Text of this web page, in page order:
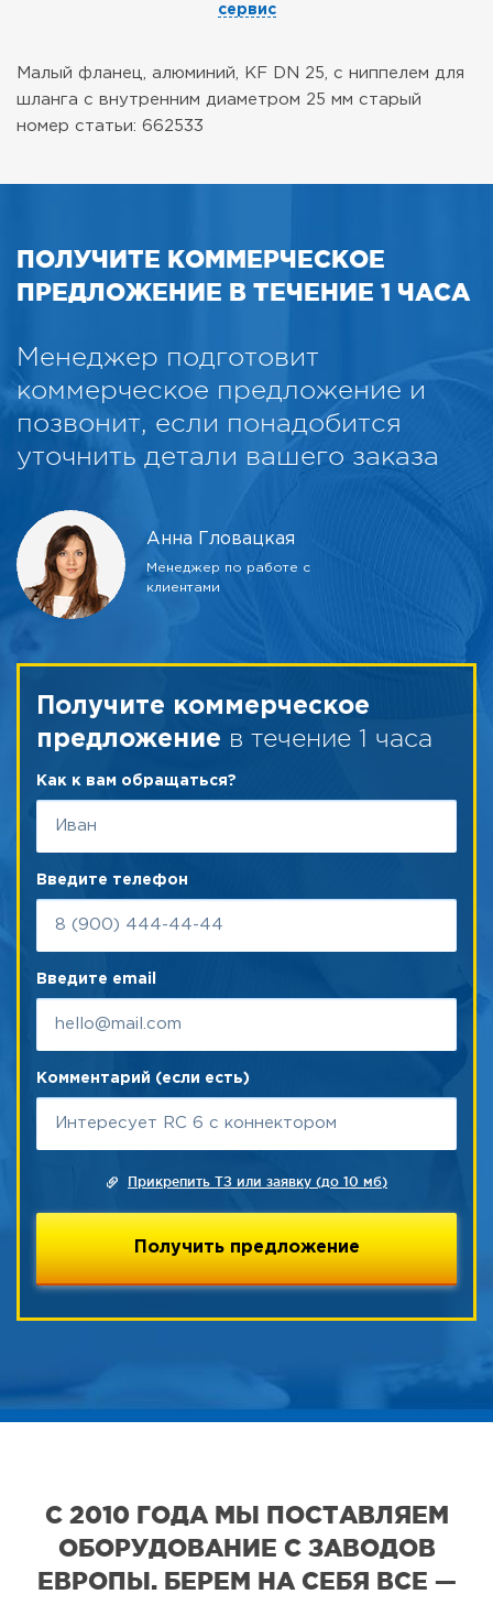
сервис
Малый фланец, алюминий, KF DN 25, с ниппелем для
шланга с внутренним диаметром 25 мм старый
номер статьи: 662533
ПОЛУЧИТЕ КОММЕРЧЕСКОЕ
ПРЕДЛОЖЕНИЕ В ТЕЧЕНИЕ 1 ЧАСА
Менеджер подготовит
коммерческое предложение и
позвонит, если понадобится
уточнить детали вашего заказа
Анна Гловацкая
Менеджер по работе с
клиентами
Получите коммерческое
предложение в течение 1 часа
Как к вам обращаться?
Введите телефон
Введите email
Комментарий (если есть)
Прикрепить ТЗ или заявку (до 10 мб)
С 2010 ГОДА МЫ ПОСТАВЛЯЕМ
ОБОРУДОВАНИЕ С ЗАВОДОВ
ЕВРОПЫ. БЕРЕМ НА СЕБЯ ВСЕ —